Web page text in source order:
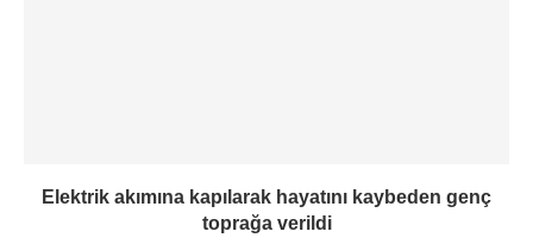
Elektrik akımına kapılarak hayatını kaybeden genç
toprağa verildi